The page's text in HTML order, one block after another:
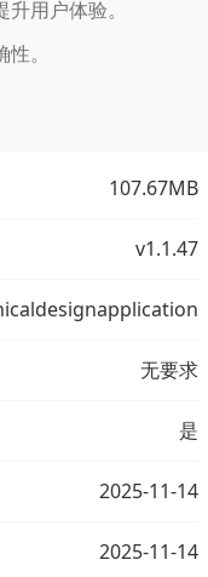
用户体验。
。
107.67MB
v1.1.47
无要求
是
2025-11-14
2025-11-14